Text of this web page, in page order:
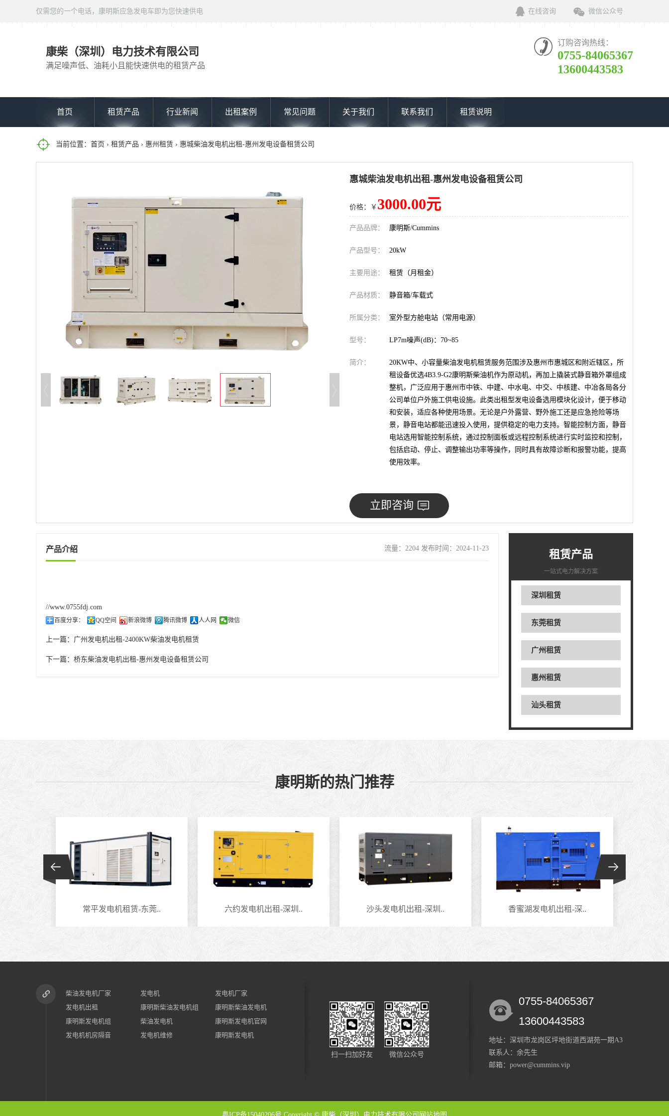
仅需您的一个电话，康明斯应急发电车即为您快速供电 在线咨询 微信公众号
康柴（深圳）电力技术有限公司
满足噪声低、油耗小且能快速供电的租赁产品
订购咨询热线：
0755-84065367
13600443583
首页 租赁产品 行业新闻 出租案例 常见问题 关于我们 联系我们 租赁说明
当前位置： 首页 › 租赁产品 › 惠州租赁 › 惠城柴油发电机出租-惠州发电设备租赁公司
惠城柴油发电机出租-惠州发电设备租赁公司
价格：￥ 3000.00元
产品品牌： 康明斯/Cummins
产品型号： 20kW
主要用途： 租赁（月租金）
产品材质： 静音箱/车载式
所属分类： 室外型方舱电站（常用电源）
型号： LP7m噪声(dB)：70~85
简介：
20KW中、小容量柴油发电机租赁服务范围涉及惠州市惠城区和附近辖区，所
租设备优选4B3.9-G2康明斯柴油机作为原动机，再加上撬装式静音箱外罩组成
整机，广泛应用于惠州市中铁、中建、中水电、中交、中核建、中冶各局各分
公司单位户外施工供电设施。此类出租型发电设备选用模块化设计，便于移动
和安装，适应各种使用场景。无论是户外露营、野外施工还是应急抢险等场
景，静音电站都能迅速投入使用，提供稳定的电力支持。智能控制方面，静音
电站选用智能控制系统，通过控制面板或远程控制系统进行实时监控和控制，
包括启动、停止、调整输出功率等操作，同时具有故障诊断和报警功能，提高
使用效率。
立即咨询
租赁产品
一站式电力解决方案
深圳租赁
东莞租赁
广州租赁
惠州租赁
汕头租赁
产品介绍 流量：2204 发布时间：2024-11-23
//www.0755fdj.com
百度分享： QQ空间 新浪微博 腾讯微博 人人网 微信
上一篇： 广州发电机出租-2400KW柴油发电机租赁
下一篇： 桥东柴油发电机出租-惠州发电设备租赁公司
康明斯的热门推荐
六约发电机出租-深圳.. 沙头发电机出租-深圳.. 香蜜湖发电机出租-深.. 南头发电机出租-深圳..
柴油发电机厂家 发电机
发电机厂家
发电机出租
康明斯柴油发电机组
康明斯柴油发电机
康明斯发电机组
柴油发电机
康明斯发电机官网
发电机机房隔音
发电机维修 康明斯发电机
扫一扫加好友 微信公众号
0755-84065367
13600443583
地址：深圳市龙岗区坪地街道西湖苑一期A3
联系人：余先生
邮箱：power@cummins.vip